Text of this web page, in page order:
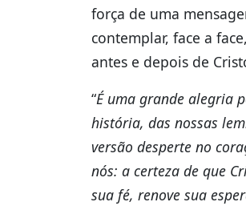
força de uma
contemplar, face a
antes e depois de
“É uma grande alegria
história, das nossas
versão desperte no
nós: a certeza de que
sua fé, renove sua